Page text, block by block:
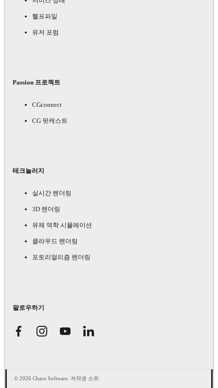
헬프파일
유저 포럼
Passion 프로젝트
CGconnect
CG 팟캐스트
테크놀러지
실시간 렌더링
3D 렌더링
유체 역학 시뮬레이션
클라우드 렌더링
포토리얼리즘 렌더링
팔로우하기
© 2026 Chaos Software. 저작권 소유.